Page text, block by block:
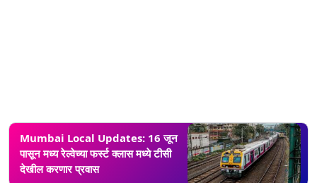
Mumbai Local Updates: 16 जून
पासून मध्य रेल्वेच्या फर्स्ट क्लास मध्ये टीसी
देखील करणार प्रवास